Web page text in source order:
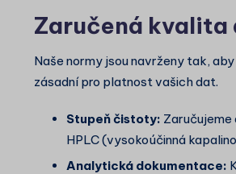
Zaručená
Naše normy jsou navrženy tak,
zásadní pro platnost vašich dat.
Stupeň čistoty:
HPLC (vysokoúčinná
Analytická dokumentace: